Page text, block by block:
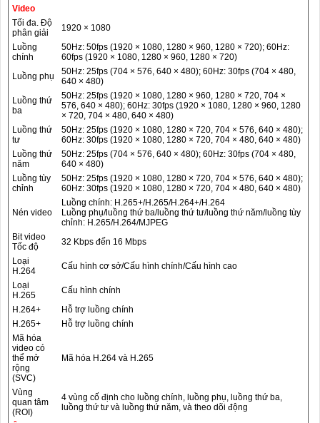
Video
Tối đa. Độ
phân giải
1920 × 1080
Luồng
chính
50Hz: 50fps (1920 × 1080, 1280 × 960, 1280 × 720); 60Hz:
60fps (1920 × 1080, 1280 × 960, 1280 × 720)
Luồng phụ
50Hz: 25fps (704 × 576, 640 × 480); 60Hz: 30fps (704 × 480,
640 × 480)
Luồng thứ
ba
50Hz: 25fps (1920 × 1080, 1280 × 960, 1280 × 720, 704 ×
576, 640 × 480); 60Hz: 30fps (1920 × 1080, 1280 × 960, 1280
× 720, 704 × 480, 640 × 480)
Luồng thứ
tư
50Hz: 25fps (1920 × 1080, 1280 × 720, 704 × 576, 640 × 480);
60Hz: 30fps (1920 × 1080, 1280 × 720, 704 × 480, 640 × 480)
Luồng thứ
năm
50Hz: 25fps (704 × 576, 640 × 480); 60Hz: 30fps (704 × 480,
640 × 480)
Luồng tùy
chỉnh
50Hz: 25fps (1920 × 1080, 1280 × 720, 704 × 576, 640 × 480);
60Hz: 30fps (1920 × 1080, 1280 × 720, 704 × 480, 640 × 480)
Nén video
Luồng chính: H.265+/H.265/H.264+/H.264
Luồng phụ/luồng thứ ba/luồng thứ tư/luồng thứ năm/luồng tùy
chỉnh: H.265/H.264/MJPEG
Bit video
Tốc độ
32 Kbps đến 16 Mbps
Loại
H.264
Cấu hình cơ sở/Cấu hình chính/Cấu hình cao
Loại
H.265
Cấu hình chính
H.264+
Hỗ trợ luồng chính
H.265+
Hỗ trợ luồng chính
Mã hóa
video có
thể mở
rộng
(SVC)
Mã hóa H.264 và H.265
Vùng
quan tâm
(ROI)
4 vùng cố định cho luồng chính, luồng phụ, luồng thứ ba,
luồng thứ tư và luồng thứ năm, và theo dõi động